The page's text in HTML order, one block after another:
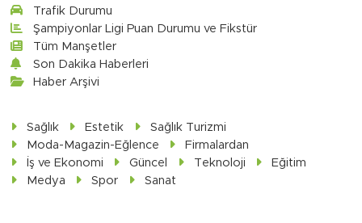
Trafik Durumu
Şampiyonlar Ligi Puan Durumu ve Fikstür
Tüm Manşetler
Son Dakika Haberleri
Haber Arşivi
Sağlık Estetik
Sağlık Turizmi
Moda-Magazin-Eğlence
Firmalardan
İş ve Ekonomi
Güncel Teknoloji
Eğitim
Medya
Spor Sanat